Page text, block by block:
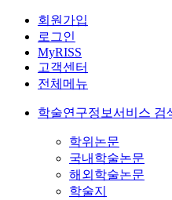
회원가입
로그인
MyRISS
고객센터
전체메뉴
학술연구정보서비스 검
학위논문
국내학술논문
해외학술논문
학술지